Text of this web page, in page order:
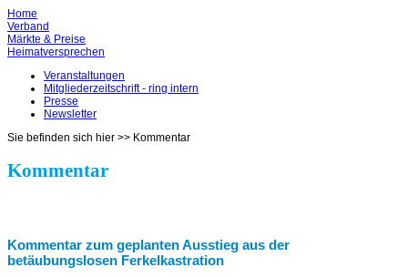
Home
Verband
Märkte & Preise
Heimatversprechen
Veranstaltungen
Mitgliederzeitschrift - ring intern
Presse
Newsletter
Sie befinden sich hier >> Kommentar
Kommentar
Kommentar zum geplanten Ausstieg aus der
betäubungslosen Ferkelkastration